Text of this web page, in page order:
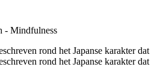
- Mindfulness